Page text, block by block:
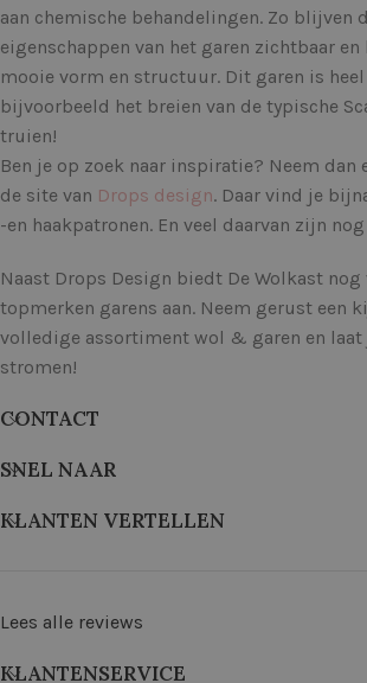
aan chemische behandelingen. Zo blijven
eigenschappen van het garen zichtbaar en
mooie vorm en structuur. Dit garen is
bijvoorbeeld het breien van de typische
truien!
Ben je op zoek naar inspiratie? Neem dan
de site van Drops design. Daar vind je
-en haakpatronen. En veel daarvan zijn
Naast Drops Design biedt De Wolkast nog
topmerken garens aan. Neem gerust een
volledige assortiment wol & garen en
stromen!
CONTACT
SNEL NAAR
KLANTEN VERTELLEN
Lees alle reviews
KLANTENSERVICE